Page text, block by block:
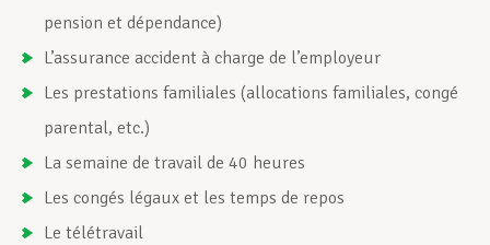
pension et dépendance)
L’assurance accident à charge de l’employeur
Les prestations familiales (allocations familiales, congé
parental, etc.)
La semaine de travail de 40 heures
Les congés légaux et les temps de repos
Le télétravail